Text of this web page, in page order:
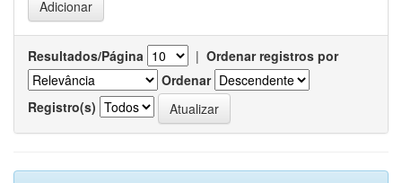
Resultados/Página | Ordenar registros por
Ordenar
Registro(s)